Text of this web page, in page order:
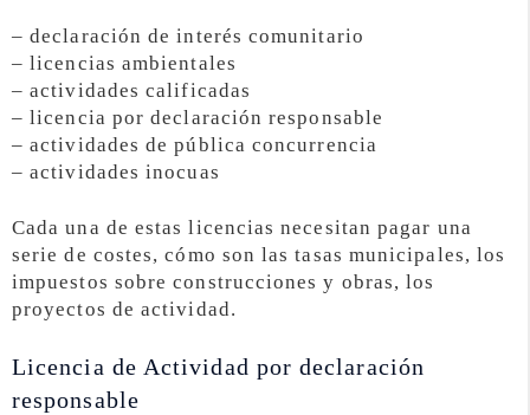
– declaración de interés comunitario
– licencias ambientales
– actividades calificadas
– licencia por declaración responsable
– actividades de pública concurrencia
– actividades inocuas
Cada una de estas licencias necesitan pagar una
serie de costes, cómo son las tasas municipales, los
impuestos sobre construcciones y obras, los
proyectos de actividad.
Licencia de Actividad por declaración
responsable